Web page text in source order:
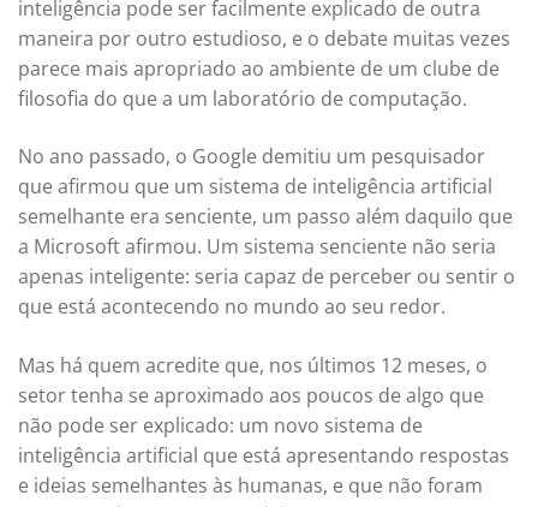
inteligência pode ser facilmente explicado de outra
maneira por outro estudioso, e o debate muitas vezes
parece mais apropriado ao ambiente de um clube de
filosofia do que a um laboratório de computação.
No ano passado, o Google demitiu um pesquisador
que afirmou que um sistema de inteligência artificial
semelhante era senciente, um passo além daquilo que
a Microsoft afirmou. Um sistema senciente não seria
apenas inteligente: seria capaz de perceber ou sentir o
que está acontecendo no mundo ao seu redor.
Mas há quem acredite que, nos últimos 12 meses, o
setor tenha se aproximado aos poucos de algo que
não pode ser explicado: um novo sistema de
inteligência artificial que está apresentando respostas
e ideias semelhantes às humanas, e que não foram